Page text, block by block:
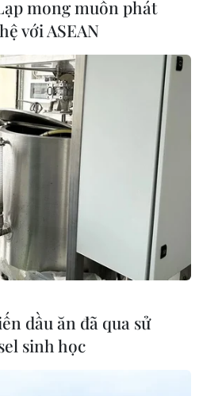
mong muốn phát
với ASEAN
dầu ăn đã qua sử
sinh học